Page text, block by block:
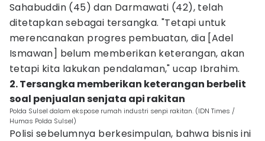
Sahabuddin (45) dan Darmawati (42), telah
ditetapkan sebagai tersangka. "Tetapi untuk
merencanakan progres pembuatan, dia [Adel
Ismawan] belum memberikan keterangan, akan
tetapi kita lakukan pendalaman," ucap Ibrahim.
2. Tersangka memberikan keterangan berbelit
soal penjualan senjata api rakitan
Polda Sulsel dalam ekspose rumah industri senpi rakitan. (IDN Times /
Humas Polda Sulsel)
Polisi sebelumnya berkesimpulan, bahwa bisnis ini